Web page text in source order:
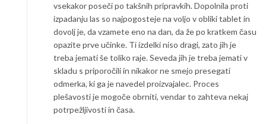
vsekakor poseči po takšnih pripravkih. Dopolnila proti
izpadanju las so najpogosteje na voljo v obliki tablet in
dovolj je, da vzamete eno na dan, da že po kratkem času
opazite prve učinke. Ti izdelki niso dragi, zato jih je
treba jemati še toliko raje. Seveda jih je treba jemati v
skladu s priporočili in nikakor ne smejo presegati
odmerka, ki ga je navedel proizvajalec. Proces
plešavosti je mogoče obrniti, vendar to zahteva nekaj
potrpežljivosti in časa.